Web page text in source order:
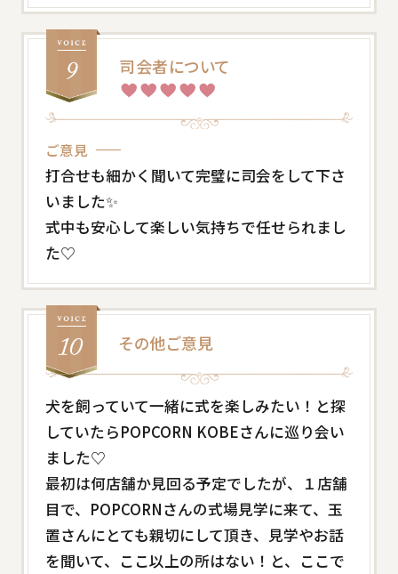
司会者について
ご意見
打合せも細かく聞いて完璧に司会をして下さ
いました✨
式中も安心して楽しい気持ちで任せられまし
た♡
その他ご意見
犬を飼っていて一緒に式を楽しみたい！と探
していたらPOPCORN KOBEさんに巡り会い
ました♡
最初は何店舗か見回る予定でしたが、１店舗
目で、POPCORNさんの式場見学に来て、玉
置さんにとても親切にして頂き、見学やお話
を聞いて、ここ以上の所はない！と、ここで